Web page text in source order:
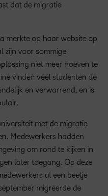
dat de migratie
merkte op haar website op
zijn voor sommige
niet meer hoeven te
vinden veel studenten de
en verwarrend, en is
met de migratie
Medewerkers hadden
om rond te kijken in
later toegang. Op deze
al een beetje
migreerde de